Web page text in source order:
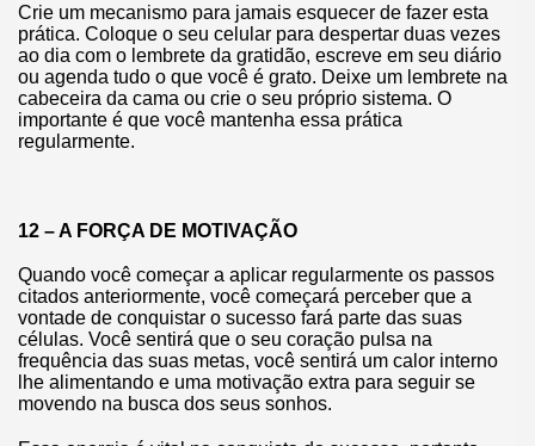
Crie um mecanismo para jamais esquecer de fazer esta
prática. Coloque o seu celular para despertar duas vezes
ao dia com o lembrete da gratidão, escreve em seu diário
ou agenda tudo o que você é grato. Deixe um lembrete na
cabeceira da cama ou crie o seu próprio sistema. O
importante é que você mantenha essa prática
regularmente.
12 – A FORÇA DE MOTIVAÇÃO
Quando você começar a aplicar regularmente os passos
citados anteriormente, você começará perceber que a
vontade de conquistar o sucesso fará parte das suas
células. Você sentirá que o seu coração pulsa na
frequência das suas metas, você sentirá um calor interno
lhe alimentando e uma motivação extra para seguir se
movendo na busca dos seus sonhos.